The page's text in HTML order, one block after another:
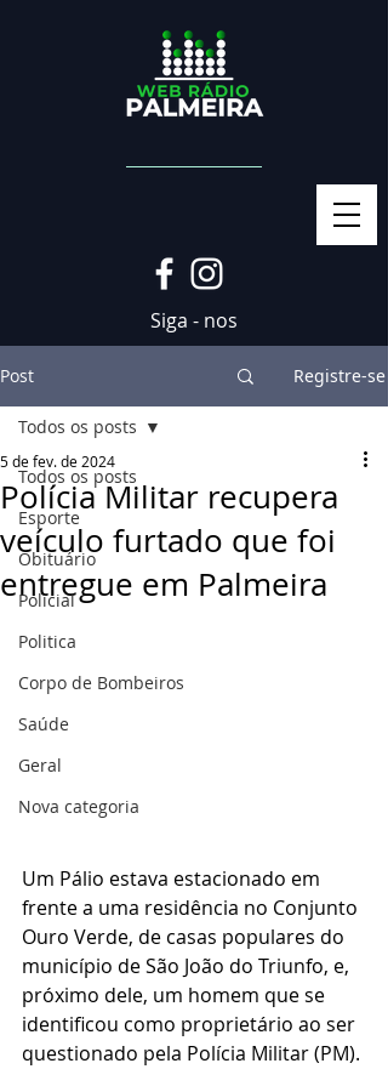
Siga - nos
Post Registre-se
Todos os posts
Esporte
Obituário
Policial
Politica
Corpo de Bombeiros
Saúde
Geral
Nova categoria
Todos os posts
Polícia Militar recupera
veículo furtado que foi
entregue em Palmeira
5 de fev. de 2024
Um Pálio estava estacionado em
frente a uma residência no Conjunto
Ouro Verde, de casas populares do
município de São João do Triunfo, e,
próximo dele, um homem que se
identificou como proprietário ao ser
questionado pela Polícia Militar (PM).